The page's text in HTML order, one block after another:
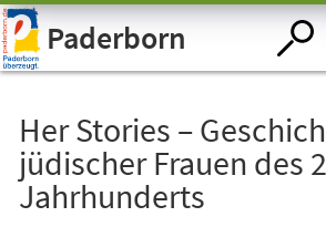
Visuelle
Assistenzsoftware
öffnen.Paderborn
Her Stories –
jüdischer Frauen des
Jahrhunderts